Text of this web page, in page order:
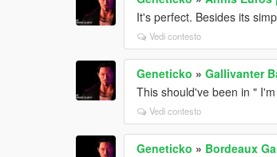
It's perfect. Besides its
Vedi contesto
Geneticko »Gallivanter
This should've been in "
Vedi contesto
Geneticko » Bordeaux